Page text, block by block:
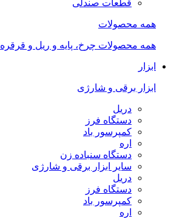
قطعات صندلی
همه محصولات
همه محصولات چرخ، پایه و ریل و قرقره
ابزار
ابزار برقی و شارژی
دریل
دستگاه فرز
کمپرسور باد
اره
دستگاه سنباده زن
سایر ابزار برقی و شارژی
دریل
دستگاه فرز
کمپرسور باد
اره